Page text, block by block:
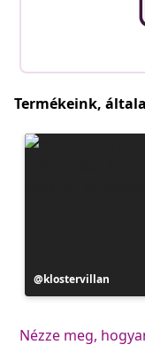
Termékeink,
Bejegyzés
közzétevője
klostervillan
Nézze meg,